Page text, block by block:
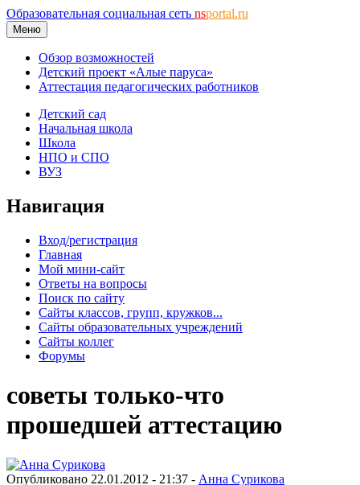
Образовательная социальная сеть nsportal.ru
Меню
Обзор возможностей
Детский проект «Алые паруса»
Аттестация педагогических работников
Детский сад
Начальная школа
Школа
НПО и СПО
ВУЗ
Навигация
Вход/регистрация
Главная
Мой мини-сайт
Ответы на вопросы
Поиск по сайту
Сайты классов, групп, кружков...
Сайты образовательных учреждений
Сайты коллег
Форумы
советы только-что
прошедшей аттестацию
Опубликовано 22.01.2012 - 21:37 - Анна Сурикова